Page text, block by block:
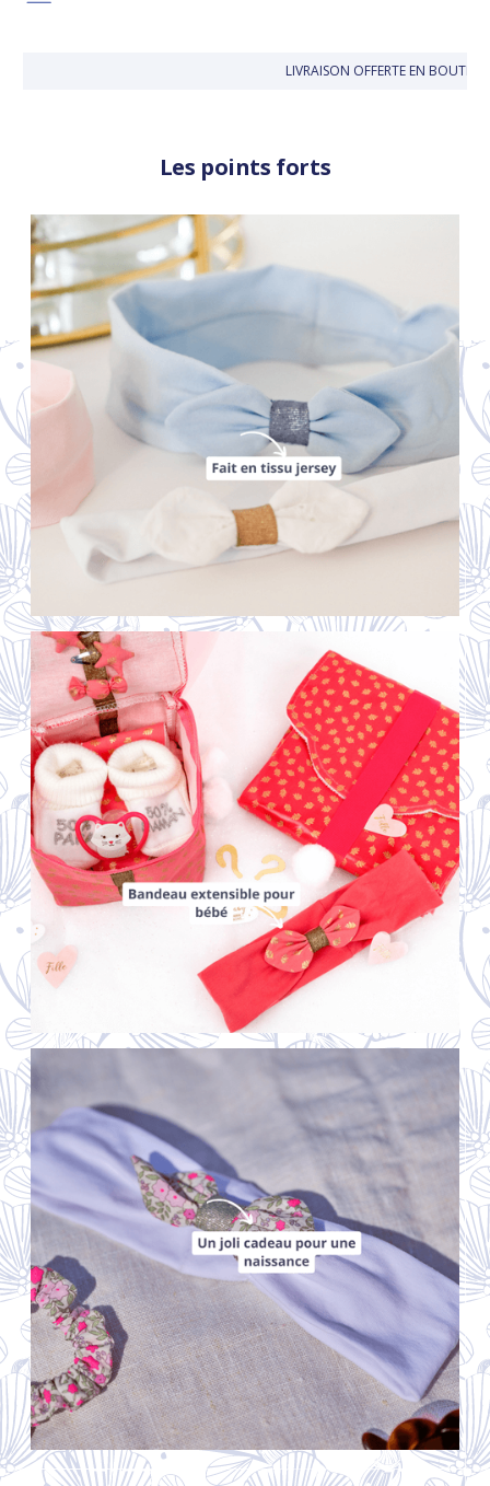
LIVRAISON OFFERTE EN
Les points forts